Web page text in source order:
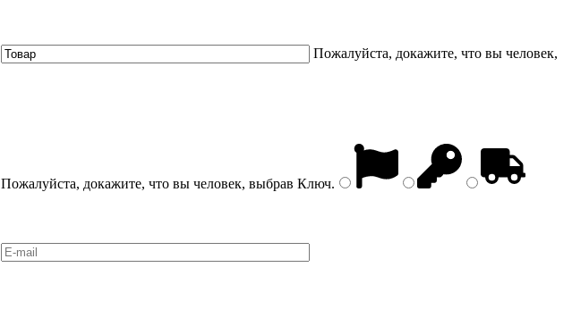
Пожалуйста, докажите, что вы человек,
Пожалуйста, докажите, что вы человек, выбрав Ключ.